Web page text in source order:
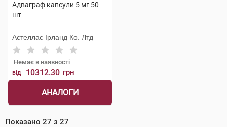
Адваграф капсули 5 мг 50
шт
Астеллас Ірланд Ко. Лтд
Немає в наявності
від 10312.30 грн
АНАЛОГИ
Показано 27 з 27